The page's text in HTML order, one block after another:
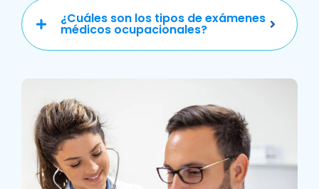
¿Cuáles son los tipos de exámenes
médicos ocupacionales?